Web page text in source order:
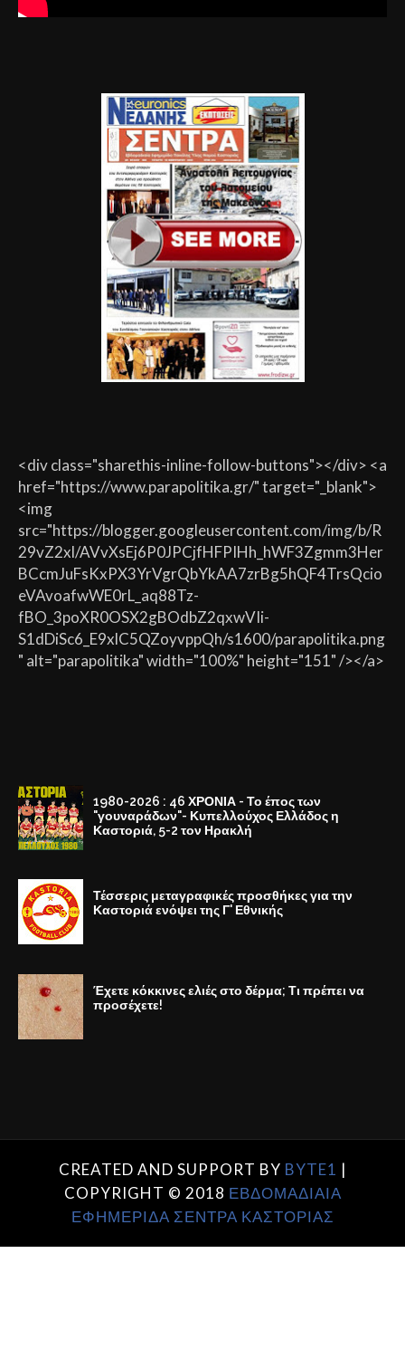
<div class="sharethis-inline-follow-buttons"></div> <a
href="https://www.parapolitika.gr/" target="_blank">
<img
src="https://blogger.googleusercontent.com/img/b/R
29vZ2xl/AVvXsEj6P0JPCjfHFPIHh_hWF3Zgmm3Her
BCcmJuFsKxPX3YrVgrQbYkAA7zrBg5hQF4TrsQcio
eVAvoafwWE0rL_aq88Tz-
fBO_3poXR0OSX2gBOdbZ2qxwVIi-
S1dDiSc6_E9xlC5QZoyvppQh/s1600/parapolitika.png
" alt="parapolitika" width="100%" height="151" /></a>
1980-2026 : 46 ΧΡΟΝΙΑ - Το έπος των
"γουναράδων"- Κυπελλούχος Ελλάδος η
Καστοριά, 5-2 τον Ηρακλή
Τέσσερις μεταγραφικές προσθήκες για την
Καστοριά ενόψει της Γ' Εθνικής
Έχετε κόκκινες ελιές στο δέρμα; Τι πρέπει να
προσέχετε!
CREATED AND SUPPORT BY BYTE1 |
COPYRIGHT © 2018 ΕΒΔΟΜΑΔΙΑΙΑ
ΕΦΗΜΕΡΙΔΑ ΣΕΝΤΡΑ ΚΑΣΤΟΡΙΑΣ